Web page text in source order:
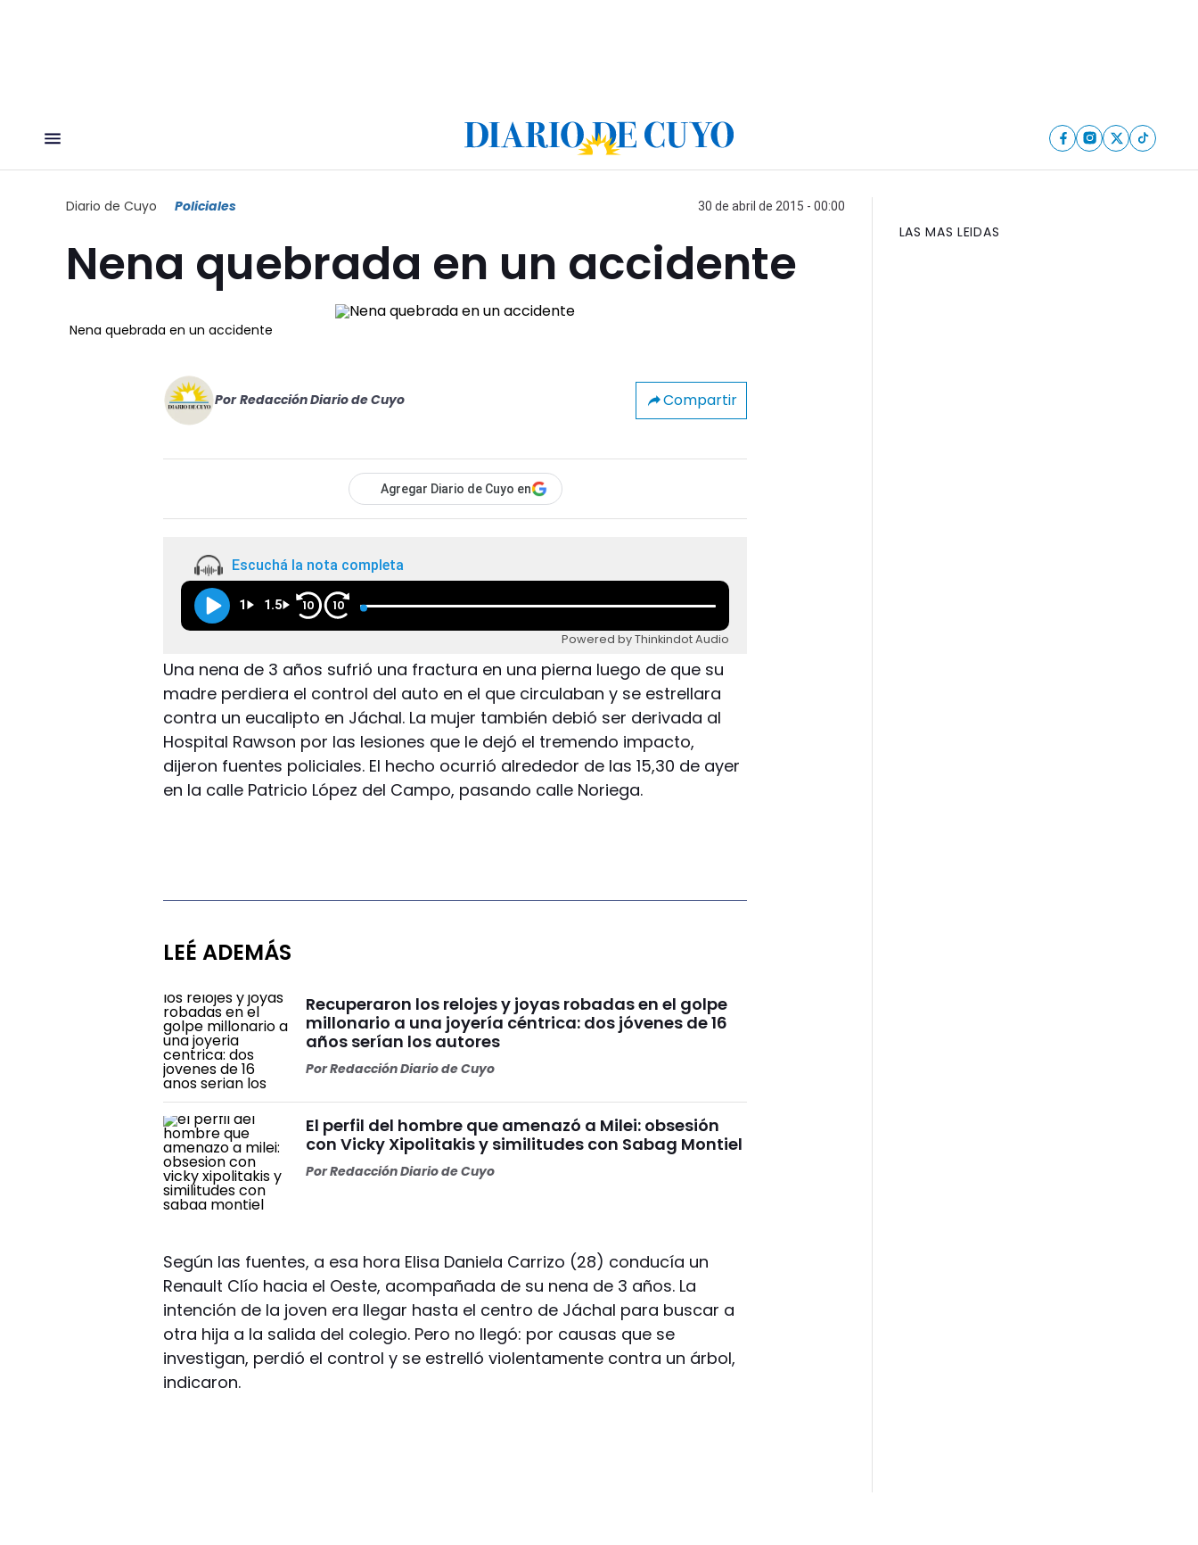
Diario de Cuyo Policiales 30 de abril de 2015 - 00:00
Nena quebrada en un accidente
Nena quebrada en un accidente
Por Redacción Diario de Cuyo Compartir
Agregar Diario de Cuyo en
Escuchá la nota completa
1 1.5 10 10
Powered by Thinkindot Audio
Una nena de 3 años sufrió una fractura en una pierna luego de que su
madre perdiera el control del auto en el que circulaban y se estrellara
contra un eucalipto en Jáchal. La mujer también debió ser derivada al
Hospital Rawson por las lesiones que le dejó el tremendo impacto,
dijeron fuentes policiales. El hecho ocurrió alrededor de las 15,30 de ayer
en la calle Patricio López del Campo, pasando calle Noriega.
LEÉ ADEMÁS
Recuperaron los relojes y joyas robadas en el golpe
millonario a una joyería céntrica: dos jóvenes de 16
años serían los autores
PorRedacción Diario de Cuyo
El perfil del hombre que amenazó a Milei: obsesión
con Vicky Xipolitakis y similitudes con Sabag Montiel
PorRedacción Diario de Cuyo
Según las fuentes, a esa hora Elisa Daniela Carrizo (28) conducía un
Renault Clío hacia el Oeste, acompañada de su nena de 3 años. La
intención de la joven era llegar hasta el centro de Jáchal para buscar a
otra hija a la salida del colegio. Pero no llegó: por causas que se
investigan, perdió el control y se estrelló violentamente contra un árbol,
indicaron.
LAS MAS LEIDAS